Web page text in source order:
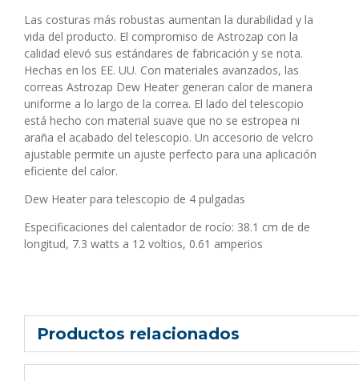
Las costuras más robustas aumentan la durabilidad y la
vida del producto. El compromiso de Astrozap con la
calidad elevó sus estándares de fabricación y se nota.
Hechas en los EE. UU. Con materiales avanzados, las
correas Astrozap Dew Heater generan calor de manera
uniforme a lo largo de la correa. El lado del telescopio
está hecho con material suave que no se estropea ni
araña el acabado del telescopio. Un accesorio de velcro
ajustable permite un ajuste perfecto para una aplicación
eficiente del calor.
Dew Heater para telescopio de 4 pulgadas
Especificaciones del calentador de rocío: 38.1 cm de de
longitud, 7.3 watts a 12 voltios, 0.61 amperios
Productos relacionados